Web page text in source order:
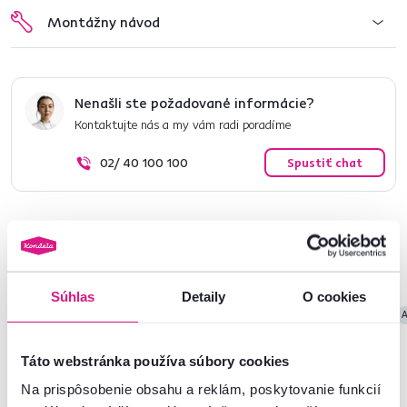
Súhlas Detaily O cookies
Táto webstránka používa súbory cookies
Na prispôsobenie obsahu a reklám, poskytovanie funkcií
Montážny návod
Nenašli ste požadované informácie?
Kontaktujte nás a my vám radi poradíme
02/ 40 100 100 Spustiť chat
Podobné produkty